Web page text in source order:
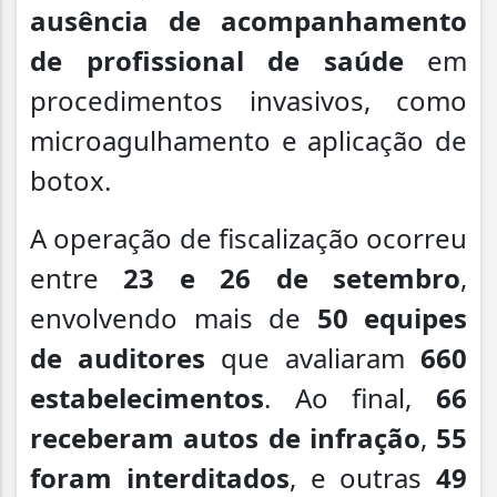
ausência de acompanhamento
de profissional de saúdeem
procedimentos invasivos, como
microagulhamento e aplicação de
botox.
A operação de fiscalização ocorreu
entre 23 e 26 de setembro,
envolvendo mais de 50 equipes
de auditores que avaliaram 660
estabelecimentos. Ao final, 66
receberam autos de infração, 55
foram interditados, e outras 49